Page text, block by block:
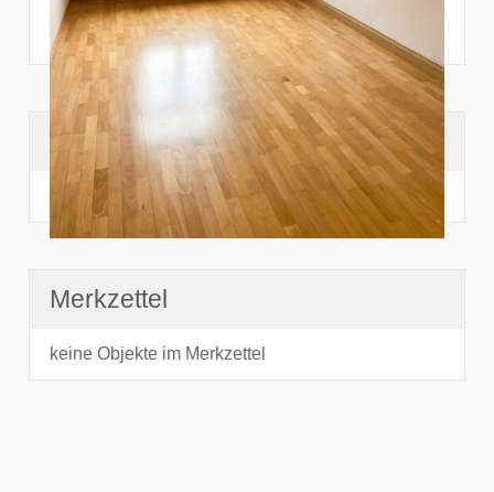
Suchhistorie
noch nichts angesehen
Merkzettel
keine Objekte im Merkzettel